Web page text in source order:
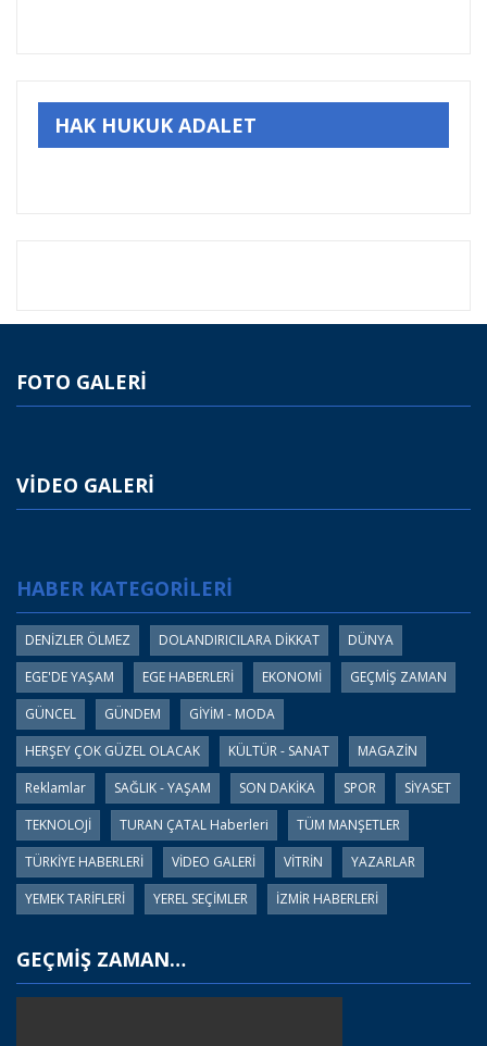
HAK HUKUK ADALET
FOTO GALERİ
VİDEO GALERİ
HABER KATEGORİLERİ
DENİZLER ÖLMEZ DOLANDIRICILARA DİKKAT
DÜNYA
EGE'DE YAŞAM
EGE HABERLERİ EKONOMİ
GEÇMİŞ ZAMAN
GÜNCEL
GÜNDEM
GİYİM - MODA
HERŞEY ÇOK GÜZEL OLACAK
KÜLTÜR - SANAT
MAGAZİN
Reklamlar
SAĞLIK - YAŞAM SON DAKİKA SPOR
SİYASET
TEKNOLOJİ
TURAN ÇATAL Haberleri
TÜM MANŞETLER
TÜRKİYE HABERLERİ
VİDEO GALERİ VİTRİN
YAZARLAR
YEMEK TARİFLERİ
YEREL SEÇİMLER İZMİR HABERLERİ
GEÇMİŞ ZAMAN…